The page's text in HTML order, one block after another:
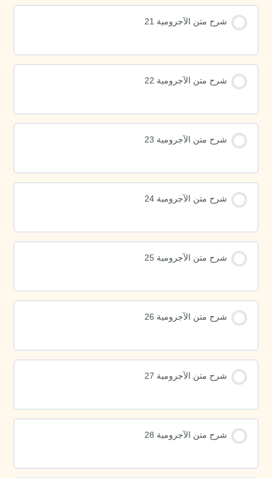
شرح متن الآجرومية 21
شرح متن الآجرومية 22
شرح متن الآجرومية 23
شرح متن الآجرومية 24
شرح متن الآجرومية 25
شرح متن الآجرومية 26
شرح متن الآجرومية 27
شرح متن الآجرومية 28